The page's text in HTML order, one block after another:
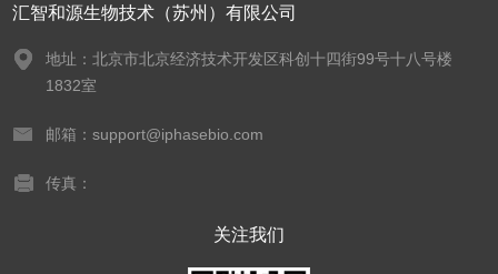
汇智和源生物技术（苏州）有限公司
地址：北京市北京经济技术开发区科创十四街99号十八号楼
1832室
邮箱：support@iphasebio.com
传真：
关注我们